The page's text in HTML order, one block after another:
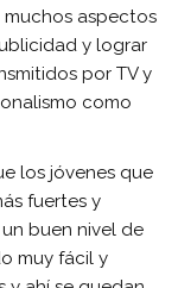
aspectos
y lograr
por TV y
como
los jóvenes que
fuertes y
buen nivel de
muy fácil y